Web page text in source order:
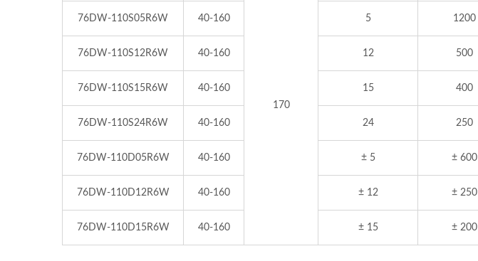
170
76DW-110S05R6W 40-160 5 1200
76DW-110S12R6W 40-160 12 500
76DW-110S15R6W 40-160 15 400
76DW-110S24R6W 40-160 24 250
76DW-110D05R6W 40-160 ± 5 ± 600
76DW-110D12R6W 40-160 ± 12 ± 250
76DW-110D15R6W 40-160 ± 15 ± 200